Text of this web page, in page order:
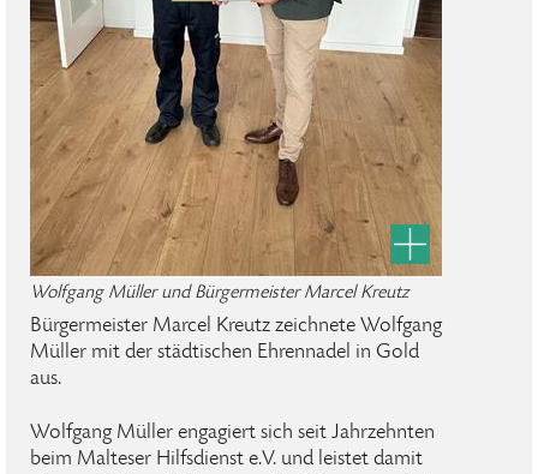
Wolfgang Müller und Bürgermeister Marcel Kreutz
Bürgermeister Marcel Kreutz zeichnete Wolfgang
Müller mit der städtischen Ehrennadel in Gold
aus.
Wolfgang Müller engagiert sich seit Jahrzehnten
beim Malteser Hilfsdienst e.V. und leistet damit